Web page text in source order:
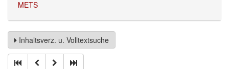
METS
Inhaltsverz. u. Volltextsuche